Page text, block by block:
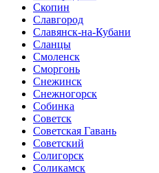
Скопин
Славгород
Славянск-на-Кубани
Сланцы
Смоленск
Сморгонь
Снежинск
Снежногорск
Собинка
Советск
Советская Гавань
Советский
Солигорск
Соликамск